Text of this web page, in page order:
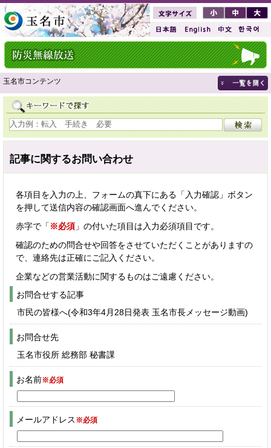
玉名市コンテンツ
記事に関するお問い合わせ
各項目を入力の上、フォームの真下にある「入力確認」ボタン
を押して送信内容の確認画面へ進んでください。
赤字で「 ※必須 」の付いた項目は入力必須項目です。
確認のための問合せや回答をさせていただくことがありますの
で、連絡先は正確にご記入ください。
企業などの営業活動に関するものはご遠慮ください。
お問合せする記事
市民の皆様へ(令和3年4月28日発表 玉名市長メッセージ動画)
お問合せ先
玉名市役所 総務部 秘書課
お名前※必須
メールアドレス ※必須